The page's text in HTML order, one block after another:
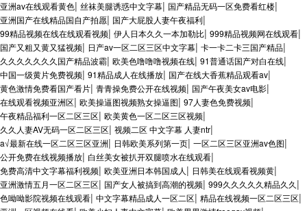
亚洲av在线观看黄色| 丝袜美腿诱惑中文字幕| 国产精品无码一区免费看红楼|
亚洲国产在线精品国自产拍愿| 国产大屁股人妻午夜福利|
99精品视频在线在线观看视频| 伊人日本久久一本加勒比| 999精品视频网在线观看|
国产又粗又黄又猛视频| 日产av一区二区三区中文字幕| 卡一卡二卡三国产精品|
久久久久久久久国产精品波霸| 欧美色噜噜噜视频在线| 91普通话国产对白在线|
中国一级黄片免费视频| 91精品成人在线播放| 国产在线大香蕉精品观看av|
黄色激情免费看国产看片| 青青操免费公开在线视频| 国产午夜美女av电影|
在线观看视频亚洲区| 欧美操逼图视频熟女操逼图| 97人妻色免费视频|
午夜精品福利一区二区三区| 欧美黄色一区二区三区视频|
久久人妻AV无码一区二区三区| 视频二区 中文字幕 人妻ntr|
a√最新在线一区二区三区亚洲| 日韩欧美系列第一页| 一区二区三区亚洲av色图|
公开免费在线视频播放| 白丝美女被扒开双腿喷水在线观看|
免费高清中文字幕福利视频| 欧美亚洲日本韩国成人| 日韩美在线观看视频黄|
亚洲激情五月一区二区三区| 国产女人被搞到高潮的视频| 999久久久久久精品久久|
色呦呦影院视频在线观看| 中文字幕精品成人一区二区| 精品在线视频一区二区三区|